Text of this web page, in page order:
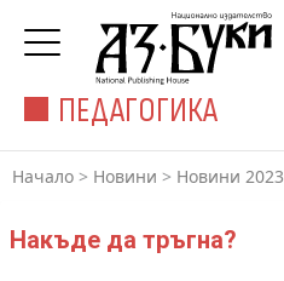
ПЕДАГОГИКА
Начало > Новини > Новини 2023
Накъде да тръгна?